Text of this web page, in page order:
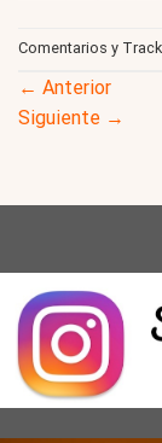
Comentarios y
← Anterior
Siguiente →